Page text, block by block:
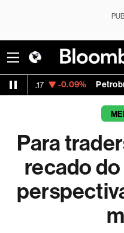
-0.09% Petrobras PN
Para
recado